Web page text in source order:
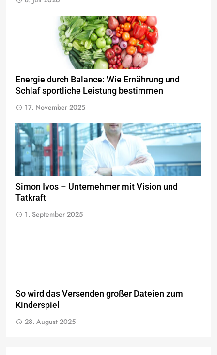
Energie durch Balance: Wie Ernährung und
Schlaf sportliche Leistung bestimmen
17. November 2025
Simon Ivos – Unternehmer mit Vision und
Tatkraft
1. September 2025
So wird das Versenden großer Dateien zum
Kinderspiel
28. August 2025